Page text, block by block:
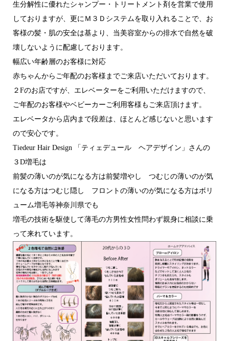
生分解性に優れたシャンプー・トリートメント剤を営業で使用
しておりますが、更にＭ３Ｄシステムを取り入れることで、お
客様の髪・肌の安全は基より、当美容室からの排水で自然を破
壊しないように配慮しております。
幅広い年齢層のお客様に対応
赤ちゃんからご年配のお客様までご来店いただいております。
２Fのお店ですが、エレベーターをご利用いただけますので、
ご年配のお客様やベビーカーご利用客様もご来店頂けます。
エレベータから店内まで段差は、ほとんど感じないと思います
ので安心です。
Tiedeur Hair Design 「ティェデュール ヘアデザイン」さんの
３D増毛は
前髪の薄いのが気になる方は前髪増やし つむじの薄いのが気
になる方はつむじ隠し フロントの薄いのが気になる方はボリ
ューム増毛等神奈川県でも
増毛の技術を駆使して薄毛の方男性女性問わず親身に相談に乗
って来れています。